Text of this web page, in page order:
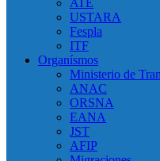
ATE
USTARA
Fespla
ITF
Organísmos
Ministerio de
ANAC
ORSNA
EANA
JST
AFIP